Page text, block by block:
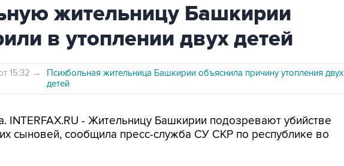
жительницу Башкирии
в утоплении двух детей
15:32 →
Психбольная жительница Башкирии объяснила причину утопления двух
детей
INTERFAX.RU - Жительницу Башкирии подозревают убийстве
сыновей, сообщила пресс-служба СУ СКР по республике во